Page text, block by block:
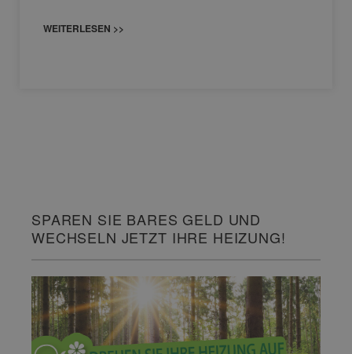
WEITERLESEN >>
SPAREN SIE BARES GELD UND
WECHSELN JETZT IHRE HEIZUNG!